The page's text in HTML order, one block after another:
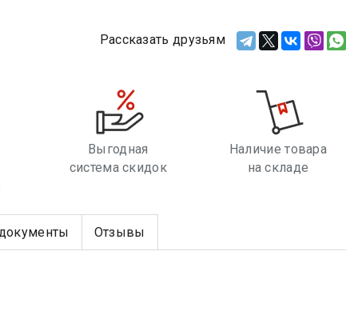
Рассказать друзьям
Выгодная
система скидок
Наличие товара
на складе
Отзывы